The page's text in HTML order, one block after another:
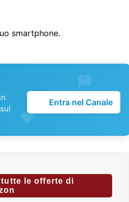
smartphone.
Entra nel Canale